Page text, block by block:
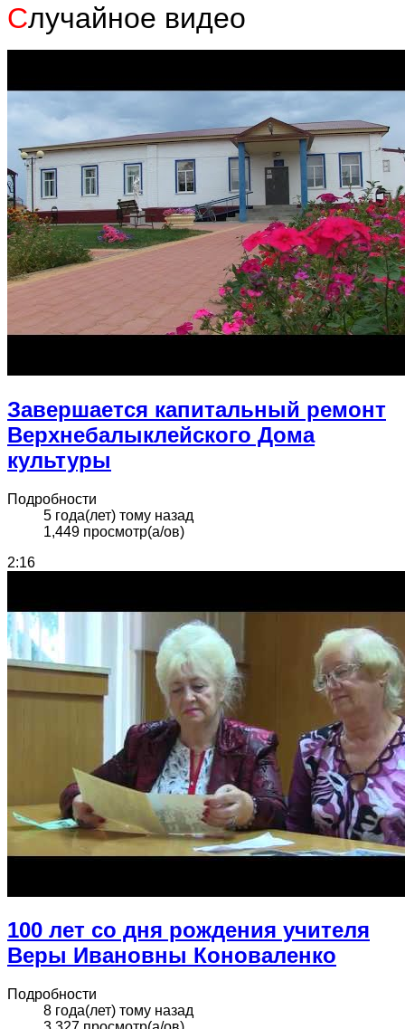
Случайное видео
Завершается капитальный ремонт
Верхнебалыклейского Дома
культуры
Подробности
5 года(лет) тому назад
1,449 просмотр(а/ов)
2:16
100 лет со дня рождения учителя
Веры Ивановны Коноваленко
Подробности
8 года(лет) тому назад